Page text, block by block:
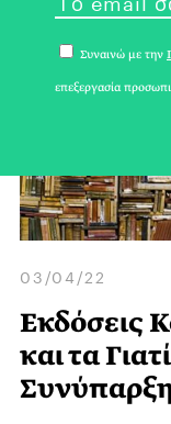
03/04/22
Εκδόσεις
και τα
Συναινώ με την
επεξεργασία